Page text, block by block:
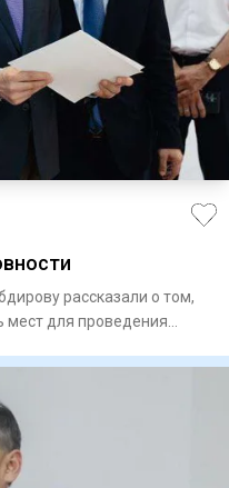
рассказали о том,
мест для проведения